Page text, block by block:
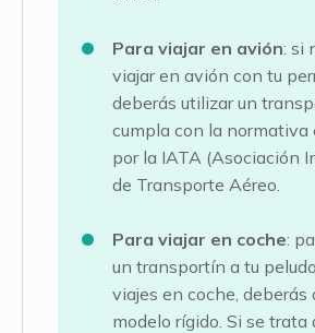
Para viajar en avión: si
viajar en avión con tu
deberás utilizar un
cumpla con la normativa
por la IATA (Asociación
de Transporte Aéreo.
Para viajar en coche:
un transportín a tu
viajes en coche, deberás
modelo rígido. Si se trata